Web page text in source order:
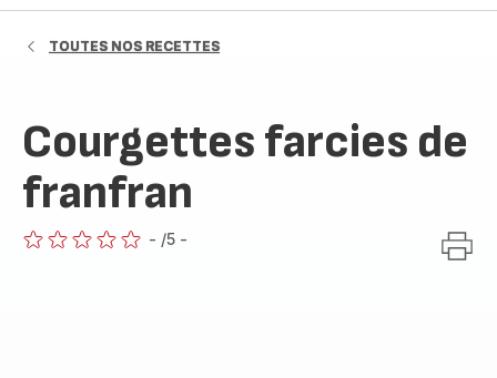
TOUTES NOS RECETTES
Courgettes farcies de
franfran
- /5 -